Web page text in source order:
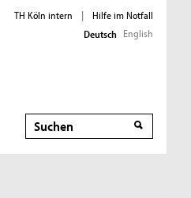
TH Köln intern |
Hilfe im Notfall
Deutsch English
Suche